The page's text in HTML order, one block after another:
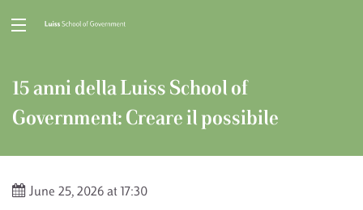
15 anni della Luiss School of
Government: Creare il possibile
June 25, 2026 at 17:30